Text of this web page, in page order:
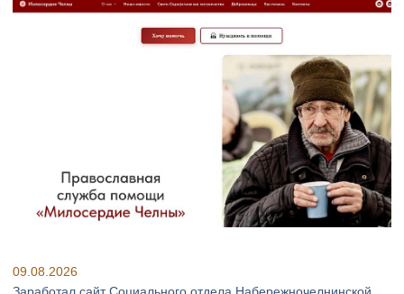
09.08.2026
Заработал сайт Социального отдела Набережночелнинской